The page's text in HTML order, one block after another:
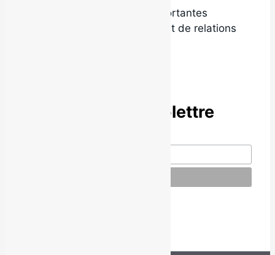
Local9 est l’une des plus importantes
agences de promotion radio et de relations
Abonne-toi à l’infolettre